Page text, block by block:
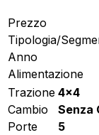
Prezzo
Tipologia/
Anno
Alimentazione
Trazione 4x4
Cambio
Senza
Porte
5